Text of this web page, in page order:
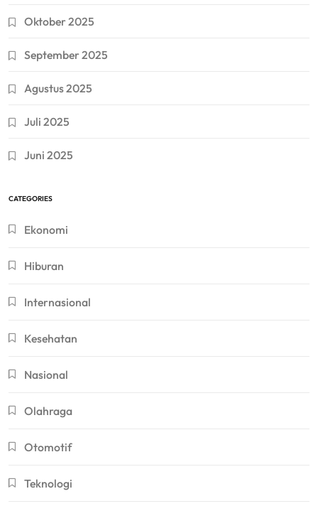
Oktober 2025
September 2025
Agustus 2025
Juli 2025
Juni 2025
CATEGORIES
Ekonomi
Hiburan
Internasional
Kesehatan
Nasional
Olahraga
Otomotif
Teknologi